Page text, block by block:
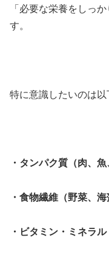
「必要な栄養をしっ
す。
特に意識したいのは以
・タンパク質（肉、魚
・食物繊維（野菜、海
・ビタミン・ミネラ